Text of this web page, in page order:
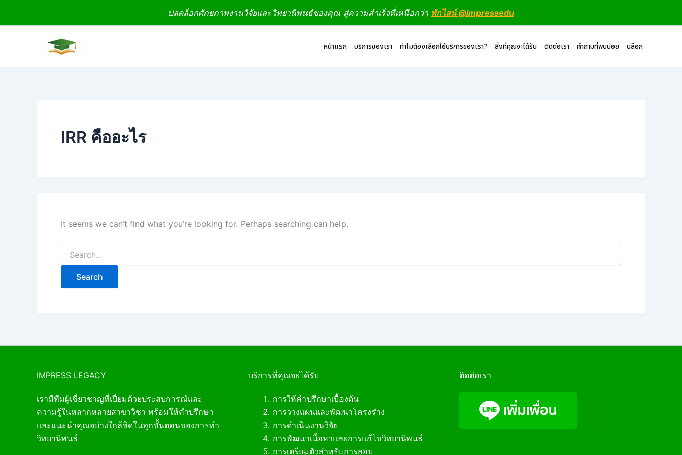
ปลดล็อกศักยภาพงานวิจัยและวิทยานิพนธ์ของคุณ สู่ความสำเร็จที่เหนือกว่า ทักไลน์ @impressedu
หน้าแรก บริการของเรา ทำไมต้องเลือกใช้บริการของเรา? สิ่งที่คุณจะได้รับ ติดต่อเรา คำถามที่พบบ่อย บล็อก
IRR คืออะไร
It seems we can’t find what you’re looking for. Perhaps searching can help.
IMPRESS LEGACY
เรามีทีมผู้เชี่ยวชาญที่เปี่ยมด้วยประสบการณ์และ
ความรู้ในหลากหลายสาขาวิชา พร้อมให้คำปรึกษา
และแนะนำคุณอย่างใกล้ชิดในทุกขั้นตอนของการทำ
วิทยานิพนธ์
บริการที่คุณจะได้รับ
การให้คำปรึกษาเบื้องต้น
การวางแผนและพัฒนาโครงร่าง
การดำเนินงานวิจัย
การพัฒนาเนื้อหาและการแก้ไขวิทยานิพนธ์
การเตรียมตัวสำหรับการสอบ
ติดต่อเรา